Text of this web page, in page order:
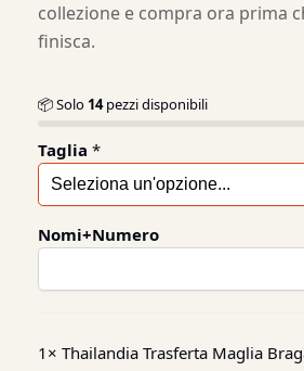
collezione e compra ora prima
finisca.
📦 Solo 14pezzi disponibili
Taglia *
Nomi+Numero
1× Thailandia Trasferta Maglia